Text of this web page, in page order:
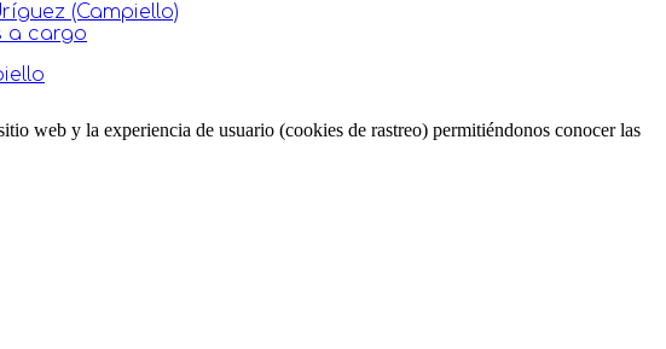
(Campiello)
a cargo
web y la experiencia de usuario (cookies de rastreo) permitiéndonos conocer las